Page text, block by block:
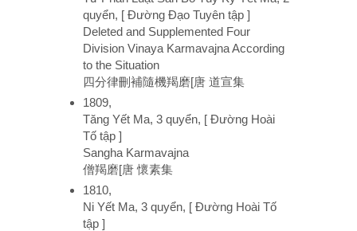
quyển, [ Đường Đạo Tuyên tập ]
Deleted and Supplemented Four
Division Vinaya Karmavajna According
to the Situation
四分律刪補隨機羯磨[唐 道宣集
1809,
Tăng Yết Ma, 3 quyển, [ Đường Hoài
Tố tập ]
Sangha Karmavajna
僧羯磨[唐 懷素集
1810,
Ni Yết Ma, 3 quyển, [ Đường Hoài Tố
tập ]